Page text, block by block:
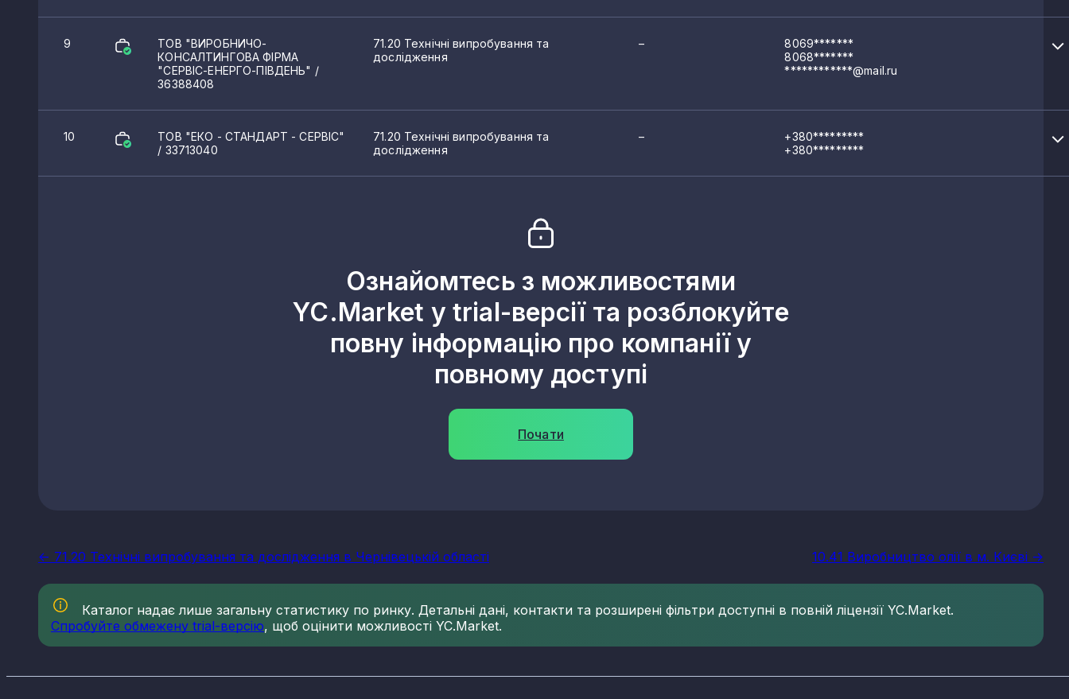
9
ТОВ "ВИРОБНИЧО-
КОНСАЛТИНГОВА ФІРМА
"СЕРВІС-ЕНЕРГО-ПІВДЕНЬ" /
36388408
71.20 Технічні випробування та
дослідження
–
8069*******
8068*******
************@mail.ru
10
ТОВ "ЕКО - СТАНДАРТ - СЕРВІС"
/ 33713040
71.20 Технічні випробування та
дослідження
–
+380*********
+380*********
Ознайомтесь з можливостями
YC.Market у trial-версії та розблокуйте
повну інформацію про компанії у
повному доступі
Почати
<- 71.20 Технічні випробування та дослідження в Чернівецькій області 10.41 Виробництво олії в м. Києві ->
Каталог надає лише загальну статистику по ринку. Детальні дані, контакти та розширені фільтри доступні в повній ліцензії YC.Market.
Спробуйте обмежену trial-версію, щоб оцінити можливості YC.Market.